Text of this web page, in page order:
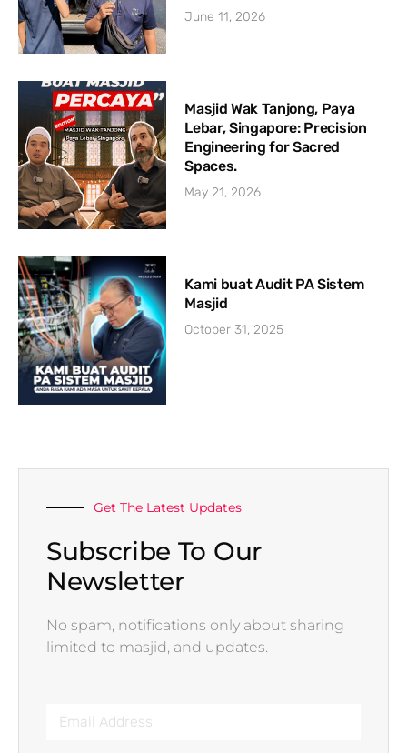
June 11, 2026
Masjid Wak Tanjong, Paya
Lebar, Singapore: Precision
Engineering for Sacred
Spaces.
May 21, 2026
Kami buat Audit PA Sistem
Masjid
October 31, 2025
Get The Latest Updates
Subscribe To Our
Newsletter
No spam, notifications only about sharing
limited to masjid, and updates.